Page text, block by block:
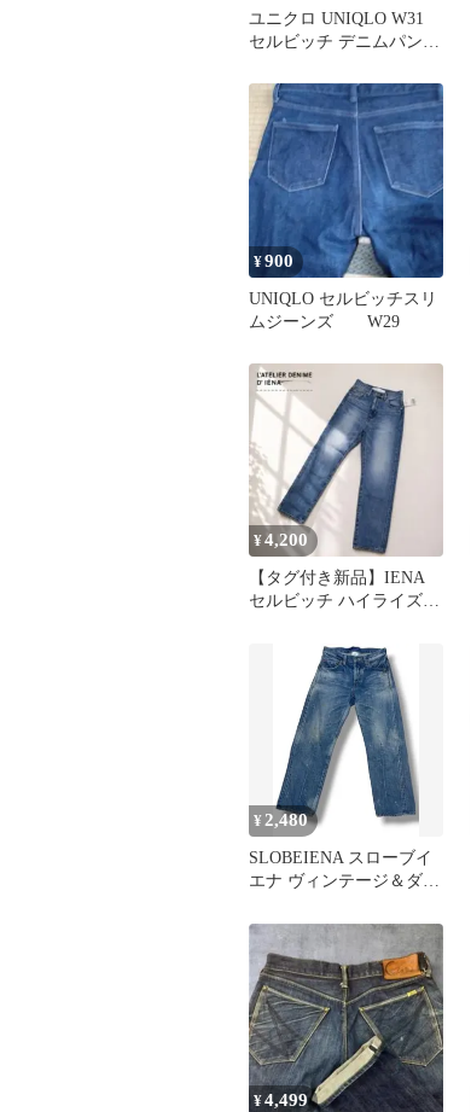
ユニクロ UNIQLO W31
セルビッチ デニムパンツ
¥900
UNIQLO セルビッチスリ
ムジーンズ W29
¥4,200
​【タグ付き新品】IENA
セルビッチ ハイライズデ
¥2,480
SLOBEIENA スローブイ
エナ ヴィンテージ＆ダメ
チ
¥4,499